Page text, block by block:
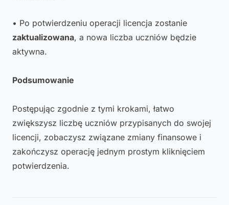
• Po potwierdzeniu operacji licencja zostanie
zaktualizowana, a nowa liczba uczniów będzie
aktywna.
Podsumowanie
Postępując zgodnie z tymi krokami, łatwo
zwiększysz liczbę uczniów przypisanych do swojej
licencji, zobaczysz związane zmiany finansowe i
zakończysz operację jednym prostym kliknięciem
potwierdzenia.